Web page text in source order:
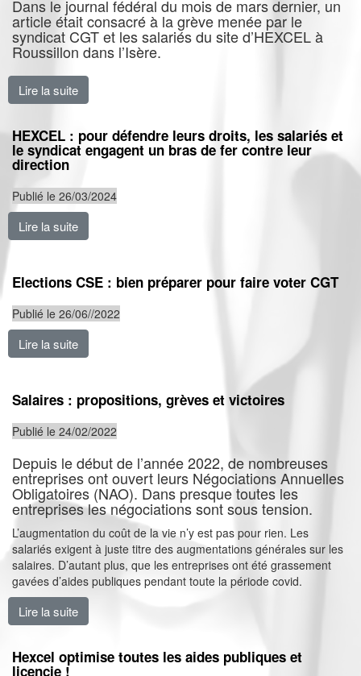
Dans le journal fédéral du mois de mars dernier, un
article était consacré à la grève menée par le
syndicat CGT et les salariés du site d’HEXCEL à
Roussillon dans l’Isère.
Lire la suite
HEXCEL : pour défendre leurs droits, les salariés et
le syndicat engagent un bras de fer contre leur
direction
Publié le 26/03/2024
Lire la suite
Elections CSE : bien préparer pour faire voter CGT
Publié le 26/06//2022
Lire la suite
Salaires : propositions, grèves et victoires
Publié le 24/02/2022
Depuis le début de l’année 2022, de nombreuses
entreprises ont ouvert leurs Négociations Annuelles
Obligatoires (NAO). Dans presque toutes les
entreprises les négociations sont sous tension.
L’augmentation du coût de la vie n’y est pas pour rien. Les
salariés exigent à juste titre des augmentations générales sur les
salaires. D’autant plus, que les entreprises ont été grassement
gavées d’aides publiques pendant toute la période covid.
Lire la suite
Hexcel optimise toutes les aides publiques et
licencie !